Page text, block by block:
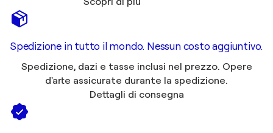
Spedizione in tutto il mondo. Nessun costo aggiuntivo.
Spedizione, dazi e tasse inclusi nel prezzo. Opere
d'arte assicurate durante la spedizione.
Dettagli di consegna